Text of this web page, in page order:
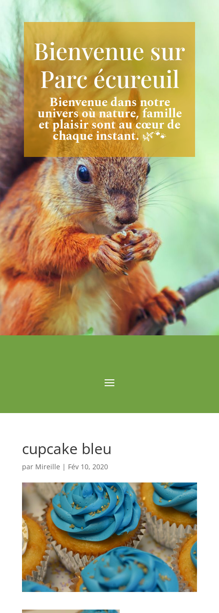
Bienvenue sur
Parc écureuil
Bienvenue dans notre
univers où nature, famille
et plaisir sont au cœur de
chaque instant.🌿🐾
cupcake bleu
par Mireille | Fév 10, 2020